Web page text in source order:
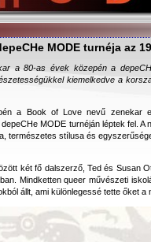
MODE turnéja az
a 80-as évek közepén a
kiemelkedve a
a Book of Love nevű zenekar
MODE turnéján léptek fel. A
természetes stílusa és
két fő dalszerző, Ted és Susan
Mindketten queer művészeti
állt, ami különlegessé tette őket